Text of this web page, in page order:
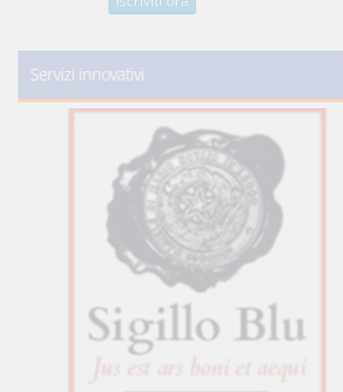
Servizi innovativi